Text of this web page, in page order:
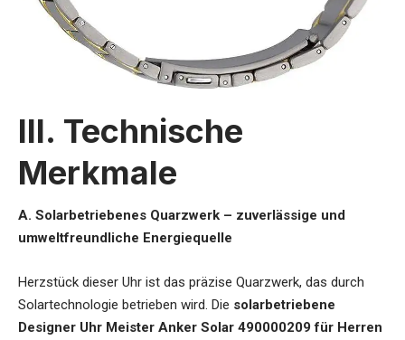
III. Technische
Merkmale
A. Solarbetriebenes Quarzwerk – zuverlässige und
umweltfreundliche Energiequelle
Herzstück dieser Uhr ist das präzise Quarzwerk, das durch
Solartechnologie betrieben wird. Die solarbetriebene
Designer Uhr Meister Anker Solar 490000209 für Herren